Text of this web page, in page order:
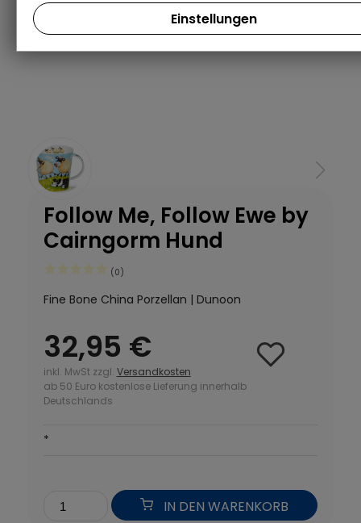
Follow Me, Follow Ewe by
Cairngorm Hund
(0)
Fine Bone China Porzellan | Dunoon
32,95 €
inkl. MwSt zzgl. Versandkosten
ab 50 Euro kostenlose Lieferung innerhalb
Deutschlands
*
IN DEN WARENKORB
Einstellungen